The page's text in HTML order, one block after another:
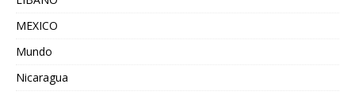
MEXICO
Mundo
Nicaragua